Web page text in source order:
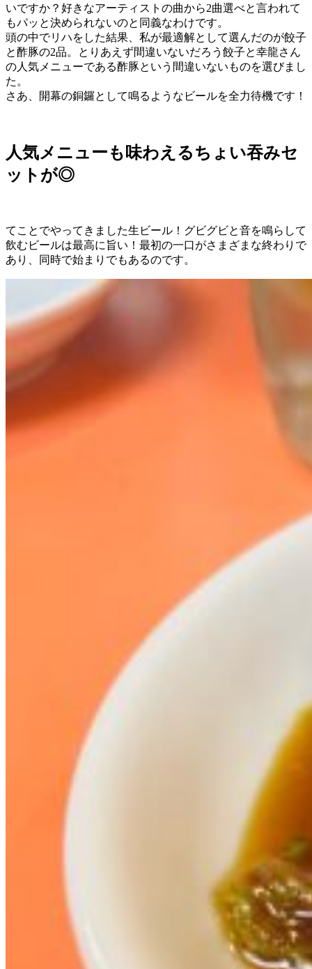
いですか？好きなアーティストの曲から2曲選べと言われて
もパッと決められないのと同義なわけです。
頭の中でリハをした結果、私が最適解として選んだのが餃子
と酢豚の2品。とりあえず間違いないだろう餃子と幸龍さん
の人気メニューである酢豚という間違いないものを選びまし
た。
さあ、開幕の銅鑼として鳴るようなビールを全力待機です！
人気メニューも味わえるちょい吞みセ
ットが◎
てことでやってきました生ビール！グビグビと音を鳴らして
飲むビールは最高に旨い！最初の一口がさまざまな終わりで
あり、同時で始まりでもあるのです。